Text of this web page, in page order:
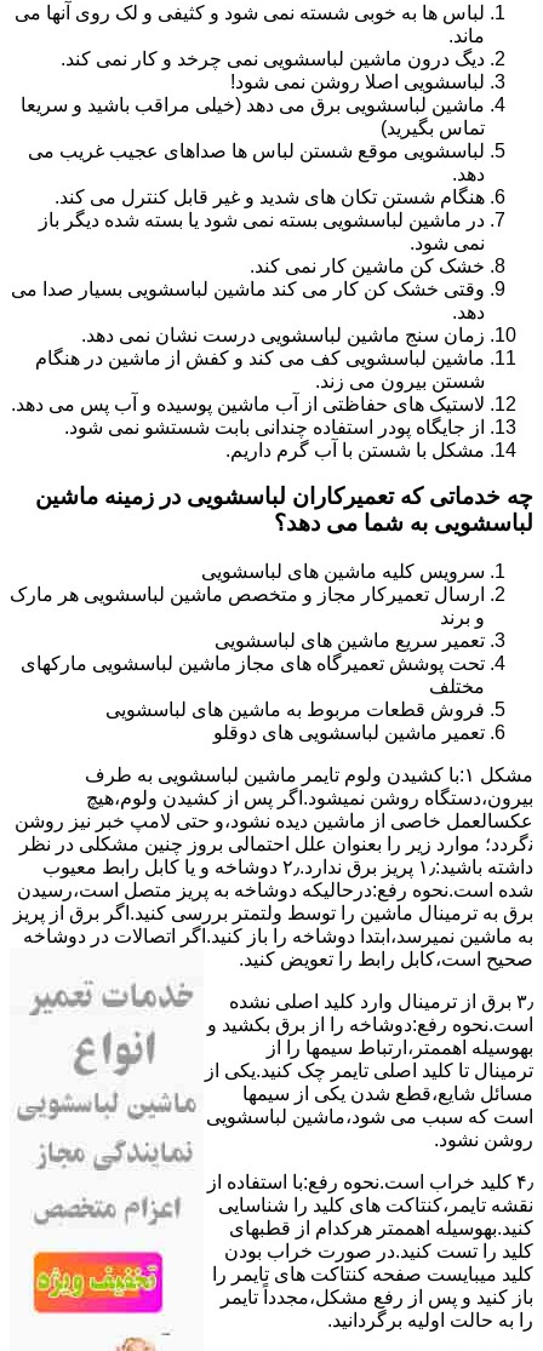
لباس ها به خوبی شسته نمی شود و کثیفی و لک روی آنها می
ماند.
دیگ درون ماشین لباسشویی نمی چرخد و کار نمی کند.
لباسشویی اصلا روشن نمی شود!
ماشین لباسشویی برق می دهد (خیلی مراقب باشید و سریعا
تماس بگیرید)
لباسشویی موقع شستن لباس ها صداهای عجیب غریب می
دهد.
هنگام شستن تکان های شدید و غیر قابل کنترل می کند.
در ماشین لباسشویی بسته نمی شود یا بسته شده دیگر باز
نمی شود.
خشک کن ماشین کار نمی کند.
وقتی خشک کن کار می کند ماشین لباسشویی بسیار صدا می
دهد.
زمان سنج ماشین لباسشویی درست نشان نمی دهد.
ماشین لباسشویی کف می کند و کفش از ماشین در هنگام
شستن بیرون می زند.
لاستیک های حفاظتی از آب ماشین پوسیده و آب پس می دهد.
از جایگاه پودر استفاده چندانی بابت شستشو نمی شود.
مشکل با شستن با آب گرم داریم.
چه خدماتی که تعمیرکاران لباسشویی در زمینه ماشین
لباسشویی به شما می دهد؟
سرویس کلیه ماشین های لباسشویی
ارسال تعمیرکار مجاز و متخصص ماشین لباسشویی هر مارک
و برند
تعمیر سریع ماشین های لباسشویی
تحت پوشش تعمیرگاه های مجاز ماشین لباسشویی مارکهای
مختلف
فروش قطعات مربوط به ماشین های لباسشویی
تعمیر ماشین لباسشویی های دوقلو
مشکل ۱:ﺑﺎ ﮐﺸﯿﺪن وﻟﻮم ﺗﺎﯾﻤﺮ ماشین لباسشویی به طرف
ﺑﯿﺮون،دستگاه روﺷﻦ نمیشود.اﮔﺮ ﭘﺲ از ﮐﺸﯿﺪن وﻟﻮم،ﻫﯿﭻ
عکسالعمل ﺧﺎﺻﯽ از ﻣﺎﺷﯿﻦ دﯾﺪه نشود،و حتی ﻻﻣﭗ ﺧﺒﺮ ﻧﯿﺰ روﺷﻦ
ﻧگردد؛ موارد زیر را بعنوان ﻋﻠﻞ احتمالی بروز چنین مشکلی در نظر
داشته باشید:۱٫ ﭘﺮﯾﺰ ﺑﺮق ﻧﺪارد.۲٫ دوﺷﺎﺧﻪ و ﯾﺎ ﮐﺎﺑﻞ راﺑﻂ ﻣﻌﯿﻮب
ﺷﺪه است.نحوه رفع:درحالیکه دوﺷﺎﺧﻪ ﺑﻪ ﭘﺮﯾﺰ ﻣﺘﺼﻞ اﺳﺖ،رﺳﯿﺪن
ﺑﺮق ﺑﻪ ﺗﺮﻣﯿﻨﺎل ﻣﺎﺷﯿﻦ را ﺗﻮﺳﻂ ولتمتر بررسی ﮐﻨﯿﺪ.اﮔﺮ ﺑﺮق از ﭘﺮﯾﺰ
ﺑﻪ ﻣﺎﺷﯿﻦ نمیرسد،اﺑﺘﺪا دوشاخه را باز کنید.اﮔﺮ اﺗﺼﺎﻻت در دوشاخه
ﺻﺤﯿﺢ اﺳﺖ،ﮐﺎﺑﻞ راﺑﻂ را ﺗﻌﻮﯾﺾ کنید.
۳٫ ﺑﺮق از ﺗﺮﻣﯿﻨﺎل وارد ﮐﻠﯿﺪ اﺻﻠﯽ ﻧﺸﺪه
است.نحوه رﻓﻊ:دوشاخه را از ﺑﺮق بکشید و
بهوسیله اهممتر،ارﺗﺒﺎط سیمها را از
ﺗﺮﻣﯿﻨﺎل ﺗﺎ ﮐﻠﯿﺪ اﺻﻠﯽ ﺗﺎﯾﻤﺮ چک کنید.یکی از
مسائل شایع،ﻗﻄﻊ شدن ﯾﮑﯽ از سیمها
است که سبب می شود،ﻣﺎﺷﯿﻦ لباسشویی
روﺷﻦ نشود.
۴٫ ﮐﻠﯿﺪ ﺧﺮاب اﺳﺖ.نحوه رفع:ﺑﺎ اﺳﺘﻔﺎده از
ﻧﻘﺸﻪ ﺗﺎﯾﻤﺮ،ﮐﻨﺘﺎﮐﺖ ﻫﺎی ﮐﻠﯿﺪ را ﺷﻨﺎﺳﺎﯾﯽ
کنید.بهوسیله اهممتر هرکدام از قطبهای
ﮐﻠﯿﺪ را ﺗﺴﺖ ﮐﻨﯿﺪ.در ﺻﻮرت ﺧﺮاب ﺑﻮدن
ﮐﻠﯿﺪ میبایست ﺻﻔﺤﻪ ﮐﻨﺘﺎﮐﺖ ﻫﺎی ﺗﺎﯾﻤﺮ را
باز کنید و ﭘﺲ از رﻓﻊ مشکل،مجدداً ﺗﺎﯾﻤﺮ
را به حالت اوﻟﯿﻪ برگردانید.